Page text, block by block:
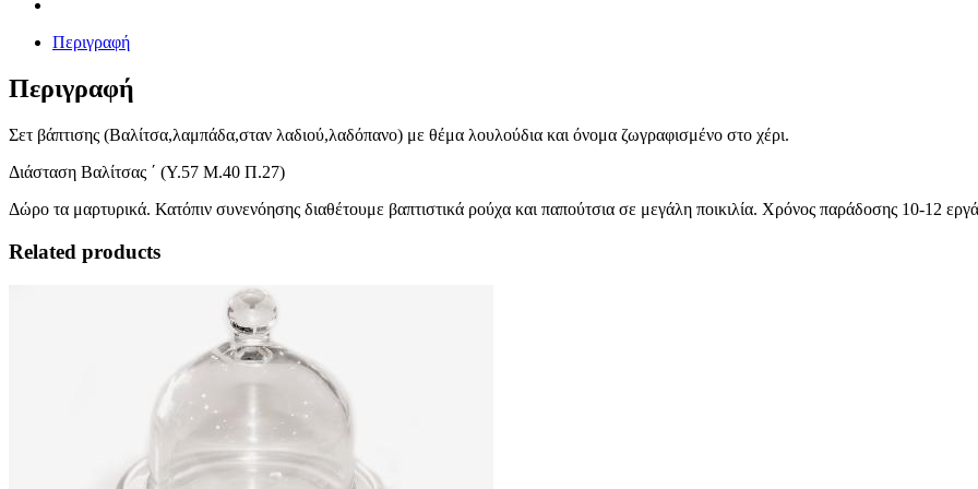
Περιγραφή
Περιγραφή
Σετ βάπτισης (Βαλίτσα,λαμπάδα,σταν λαδιού,λαδόπανο) με θέμα λουλούδια και όνομα ζωγραφισμένο στο χέρι.
Διάσταση Βαλίτσας ΄ (Υ.57 Μ.40 Π.27)
Δώρο τα μαρτυρικά. Κατόπιν συνενόησης διαθέτουμε βαπτιστικά ρούχα και παπούτσια σε μεγάλη ποικιλία. Χρόνος παράδοσης 10-12
Related products